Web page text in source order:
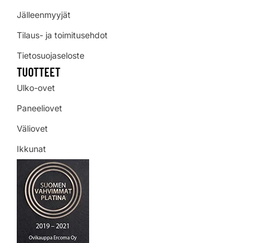
Jälleenmyyjät
Tilaus- ja toimitusehdot
Tietosuojaseloste
TUOTTEET
Ulko-ovet
Paneeliovet
Väliovet
Ikkunat